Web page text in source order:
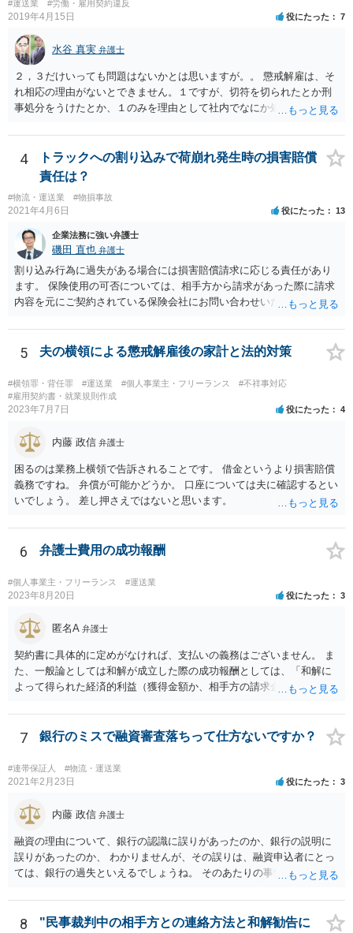
きい場合，借金が減らない場合がある。 ＜自己破産のデメリット＞ ・
ている財産（２０万円以上の価値があるもの）は，原則として保持で
きない。 【③の回答】 ３０万円～６０万円程度かと思います。 弁護
士費用は分割で支払うことができる場合も多いので，弁護士と相談し
て支払いのスケジュールを決めます。 なお，ご依頼後は借金を返済す
る必要はなくなるため，借金の返済に充てていた分を弁護士費用に充
身で進めることは相当難しく，リスクも伴います。 滞納が続くと訴訟
を起こされることもあり得るため，お早めに弁護士にご依頼されるこ
とをお勧めします。
#運送業 #労働・雇用契約違反
2019年4月15日 役にたった 7
水谷 真実 弁護士
２，３だけいっても問題はないかとは思いますが。。 懲戒解雇は、そ
れ相応の理由がないとできません。１ですが、切符を切られたとか刑
事処分をうけたとか、１のみを理由として社内でなにか処分をうけた
できず、すみません。。）。
4
トラックへの割り込みで荷崩れ発生時の損害賠償
責任は？
#物流・運送業 #物損事故
2021年4月6日 役にたった 13
企業法務に強い弁護士
磯田 直也 弁護士
割り込み行為に過失がある場合には損害賠償請求に応じる責任があり
ます。 保険使用の可否については、相手方から請求があった際に請求
内容を元にご契約されている保険会社にお問い合わせいただく必要が
5 夫の横領による懲戒解雇後の家計と法的対策
#横領罪・背任罪 #運送業 #個人事業主・フリーランス
#不祥事対応
#雇用契約書・就業規則作成
2023年7月7日 役にたった 4
内藤 政信 弁護士
困るのは業務上横領で告訴されることです。 借金というより損害賠償
義務ですね。 弁償が可能かどうか。 口座については夫に確認するとい
いでしょう。 差し押さえではないと思います。
6 弁護士費用の成功報酬
#個人事業主・フリーランス #運送業
2023年8月20日 役にたった 3
匿名A 弁護士
契約書に具体的に定めがなければ、支払いの義務はございません。 ま
た、一般論としては和解が成立した際の成功報酬としては、「和解に
よって得られた経済的利益（獲得金額か、相手方の請求金額からの減
的な事件の内容や状況によって様々別の処理があり得ます。 なお、判
決での解決ではなく、和解での解決だから成功報酬が低いということ
はあまり一般的ではないように思います（和解であっても判決であっ
ても経済的利益に応じた成功報酬とする場合が多いように思いま
す）。 いずれにしても具体的な契約書の内容を拝見しないことにはご
尋ねいただくことです、次点は、公開相談ではなく契約書を元に他の
弁護士に直接ご相談いただくことです。
7 銀行のミスで融資審査落ちって仕方ないですか？
#連帯保証人 #物流・運送業
2021年2月23日 役にたった 3
内藤 政信 弁護士
融資の理由について、銀行の認識に誤りがあったのか、銀行の説明に
誤りがあったのか、 わかりませんが、その誤りは、融資申込者にとっ
ては、銀行の過失といえるでしょうね。 そのあたりの事情について、
するといいでしょう。
8
"民事裁判中の相手方との連絡方法と和解勧告に